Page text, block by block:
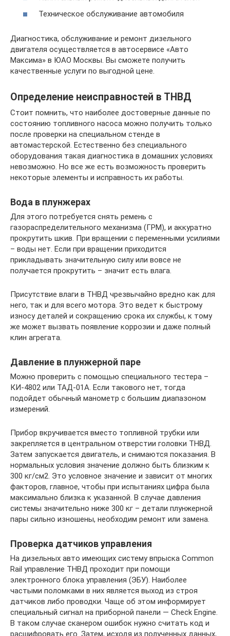
Техническое обслуживание автомобиля
Диагностика, обслуживание и ремонт дизельного
двигателя осуществляется в автосервисе «Авто
Максима» в ЮАО Москвы. Вы сможете получить
качественные услуги по выгодной цене.
Определение неисправностей в ТНВД
Стоит помнить, что наиболее достоверные данные по
состоянию топливного насоса можно получить только
после проверки на специальном стенде в
автомастерской. Естественно без специального
оборудования такая диагностика в домашних условиях
невозможно. Но все же есть возможность проверить
некоторые элементы и исправность их работы.
Вода в плунжерах
Для этого потребуется снять ремень с
газораспределительного механизма (ГРМ), и аккуратно
прокрутить шкив. При вращении с переменными усилиями
– воды нет. Если при вращении приходится
прикладывать значительную силу или вовсе не
получается прокрутить – значит есть влага.
Присутствие влаги в ТНВД чрезвычайно вредно как для
него, так и для всего мотора. Это ведет к быстрому
износу деталей и сокращению срока их службы, к тому
же может вызвать появление коррозии и даже полный
клин агрегата.
Давление в плунжерной паре
Можно проверить с помощью специального тестера –
КИ-4802 или ТАД-01А. Если такового нет, тогда
подойдет обычный манометр с большим диапазоном
измерений.
Прибор вкручивается вместо топливной трубки или
закрепляется в центральном отверстии головки ТНВД.
Затем запускается двигатель, и снимаются показания. В
нормальных условия значение должно быть близким к
300 кг/см2. Это условное значение и зависит от многих
факторов, главное, чтобы при испытаниях цифра была
максимально близка к указанной. В случае давления
системы значительно ниже 300 кг – детали плунжерной
пары сильно изношены, необходим ремонт или замена.
Проверка датчиков управления
На дизельных авто имеющих систему впрыска Common
Rail управление ТНВД проходит при помощи
электронного блока управления (ЭБУ). Наиболее
частыми поломками в них является выход из строя
датчиков либо проводки. Чаще об этом информирует
специальный сигнал на приборной панели — Check Engine.
В таком случае сканером ошибок нужно считать код и
расшифровать его. Затем, исходя из полученных данных,